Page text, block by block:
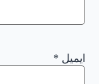
ایمیل *